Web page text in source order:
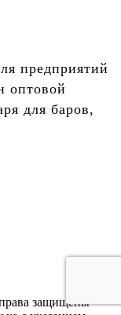
предприятий
оптовой
для баров,
защищены